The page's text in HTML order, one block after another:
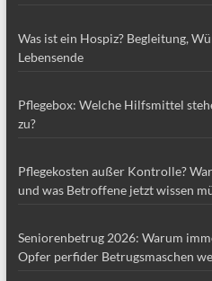
Was ist ein Hospiz? Begleitung,
Lebensende
Pflegebox: Welche Hilfsmittel
zu?
Pflegekosten außer Kontrolle?
und was Betroffene jetzt wissen
Seniorenbetrug 2026: Warum
Opfer perfider Betrugsmaschen